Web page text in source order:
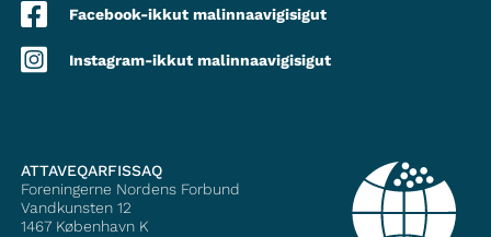
Facebook-ikkut malinnaavigisigut
Instagram-ikkut malinnaavigisigut
ATTAVEQARFISSAQ
Foreningerne Nordens Forbund
Vandkunsten 12
1467 København K